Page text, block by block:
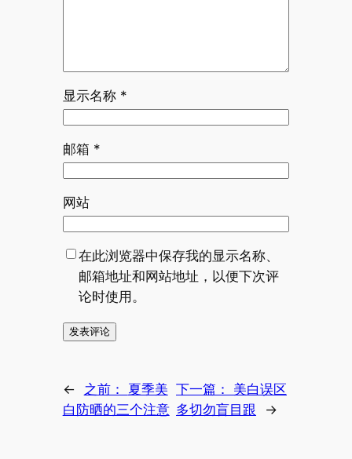
显示名称 *
邮箱 *
网站
在此浏览器中保存我的显示名称、
邮箱地址和网站地址，以便下次评
论时使用。
← 之前： 夏季美
白防晒的三个注意
下一篇：
美白误区
多切勿盲目跟
→